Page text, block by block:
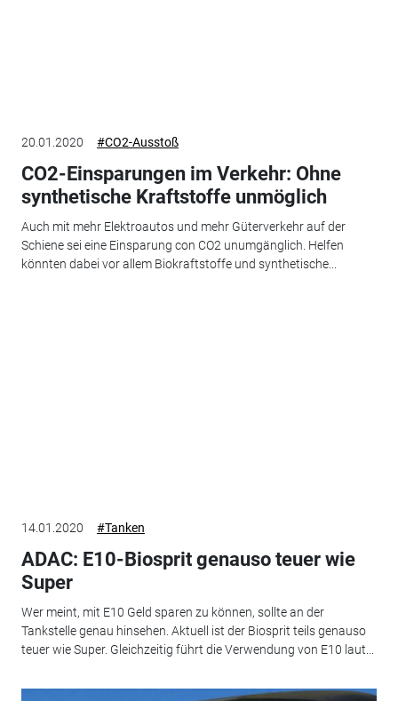
20.01.2020 #CO2-Ausstoß
CO2-Einsparungen im Verkehr: Ohne
synthetische Kraftstoffe unmöglich
Auch mit mehr Elektroautos und mehr Güterverkehr auf der
Schiene sei eine Einsparung con CO2 unumgänglich. Helfen
könnten dabei vor allem Biokraftstoffe und synthetische...
14.01.2020 #Tanken
ADAC: E10-Biosprit genauso teuer wie
Super
Wer meint, mit E10 Geld sparen zu können, sollte an der
Tankstelle genau hinsehen. Aktuell ist der Biosprit teils genauso
teuer wie Super. Gleichzeitig führt die Verwendung von E10 laut...